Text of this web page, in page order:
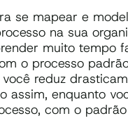
se mapear e
na sua
muito tempo
o processo
reduz
assim, enquanto
com o